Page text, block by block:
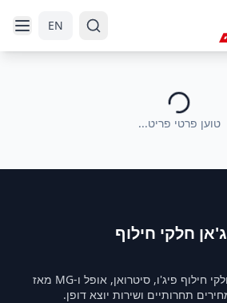
EN
טוען פרטי פריט...
ג'אן חלקי חילוף
השותף המהימן שלכם לחלקי חילוף פיג'ו, סיטרואן, אופל ו-MG מאז